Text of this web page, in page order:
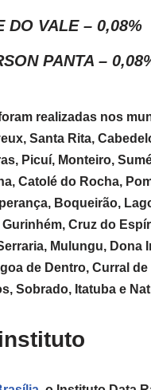
DO VALE – 0,08%
PANTA –
realizadas nos
Santa Rita,
Picuí, Monteiro,
Catolé do Rocha,
Boqueirão,
Cruz do
Mulungu, Dona
de Dentro, Curral
Sobrado, Itatuba e